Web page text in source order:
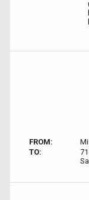
FROM:
TO: